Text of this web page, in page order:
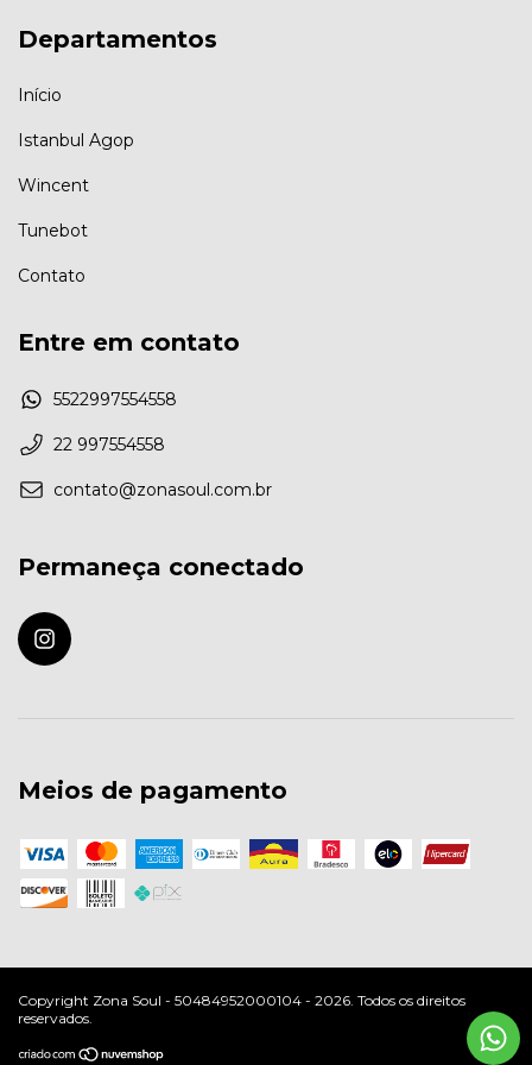
Departamentos
Início
Istanbul Agop
Wincent
Tunebot
Contato
Entre em contato
5522997554558
22 997554558
contato@zonasoul.com.br
Permaneça conectado
Meios de pagamento
Copyright Zona Soul - 50484952000104 - 2026. Todos os direitos
reservados.